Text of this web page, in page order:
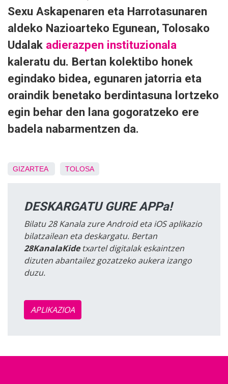
Sexu Askapenaren eta Harrotasunaren
aldeko Nazioarteko Egunean, Tolosako
Udalak adierazpen instituzionala
kaleratu du. Bertan kolektibo honek
egindako bidea, egunaren jatorria eta
oraindik benetako berdintasuna lortzeko
egin behar den lana gogoratzeko ere
badela nabarmentzen da.
GIZARTEA TOLOSA
DESKARGATU GURE APPa!
Bilatu 28 Kanala zure Android eta iOS aplikazio
bilatzailean eta deskargatu. Bertan
28KanalaKidetxartel digitalak eskaintzen
dizuten abantailez gozatzeko aukera izango
duzu.
APLIKAZIOA